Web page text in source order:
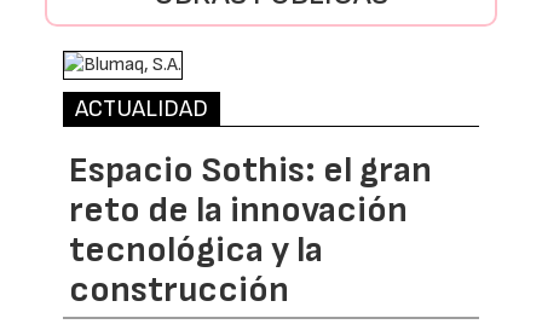
ACTUALIDAD
Espacio Sothis: el gran
reto de la innovación
tecnológica y la
construcción